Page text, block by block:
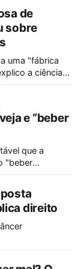
de
sobre
uma "fábrica
a ciência
e “beber
que a
"beber
uma "dose
direito